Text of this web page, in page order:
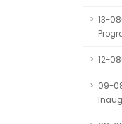
13-
12-
09-